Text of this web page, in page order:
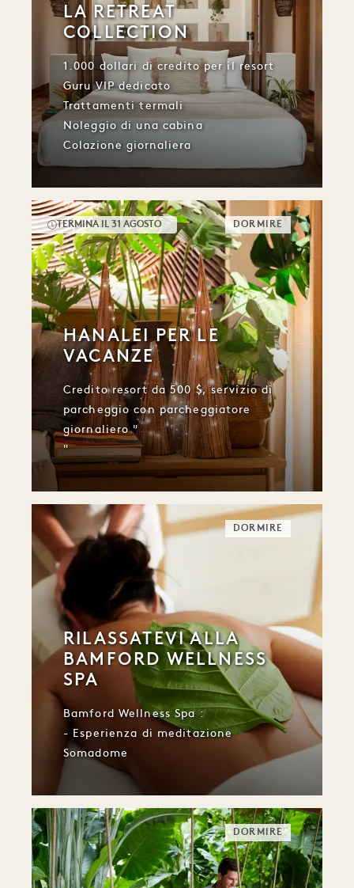
LA RETREAT
COLLECTION
1.000 dollari di credito per il resort
Guru VIP dedicato
Trattamenti termali
Noleggio di una cabina
Colazione giornaliera
TERMINA IL 31 AGOSTO DORMIRE
HANALEI PER LE
VACANZE
Credito resort da 500 $, servizio di
parcheggio con parcheggiatore
giornaliero "
"
DORMIRE
RILASSATEVI ALLA
BAMFORD WELLNESS
SPA
Bamford Wellness Spa :
- Esperienza di meditazione
Somadome
DORMIRE